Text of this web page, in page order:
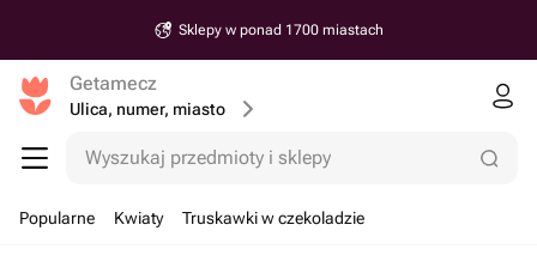
Sklepy w ponad 1700 miastach
Getamecz
Ulica, numer, miasto
Wyszukaj przedmioty i sklepy
Popularne Kwiaty Truskawki w czekoladzie